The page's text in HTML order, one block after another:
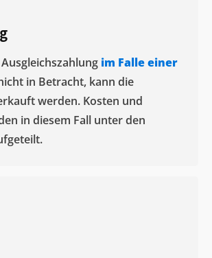
im Falle einer
in Betracht, kann die
werden. Kosten und
in diesem Fall unter den